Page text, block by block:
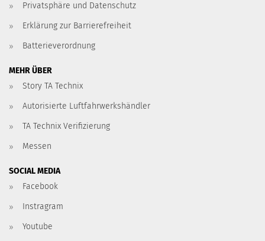
Privatsphäre und Datenschutz
Erklärung zur Barrierefreiheit
Batterieverordnung
MEHR ÜBER
Story TA Technix
Autorisierte Luftfahrwerkshändler
TA Technix Verifizierung
Messen
SOCIAL MEDIA
Facebook
Instragram
Youtube